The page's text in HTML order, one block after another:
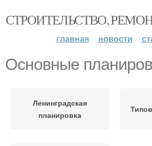
СТРОИТЕЛЬСТВО,
главная новости
Основные
Ленинградская
планировка